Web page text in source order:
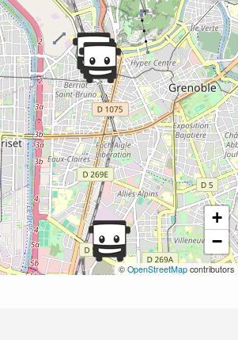
+
−
©OpenStreetMapcontributors